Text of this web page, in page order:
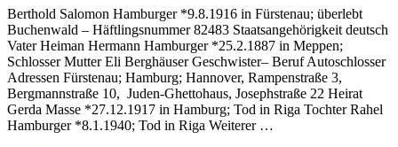
Berthold Salomon Hamburger *9.8.1916 in Fürstenau; überlebt
Buchenwald – Häftlingsnummer 82483 Staatsangehörigkeit deutsch
Vater Heiman Hermann Hamburger *25.2.1887 in Meppen;
Schlosser Mutter Eli Berghäuser Geschwister– Beruf Autoschlosser
Adressen Fürstenau; Hamburg; Hannover, Rampenstraße 3,
Bergmannstraße 10, Juden-Ghettohaus, Josephstraße 22 Heirat
Gerda Masse *27.12.1917 in Hamburg; Tod in Riga Tochter Rahel
Hamburger *8.1.1940; Tod in Riga Weiterer …